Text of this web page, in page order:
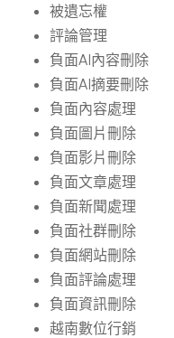
被遺忘權
評論管理
負面AI內容刪除
負面AI摘要刪除
負面內容處理
負面圖片刪除
負面影片刪除
負面文章處理
負面新聞處理
負面社群刪除
負面網站刪除
負面評論處理
負面資訊刪除
越南數位行銷